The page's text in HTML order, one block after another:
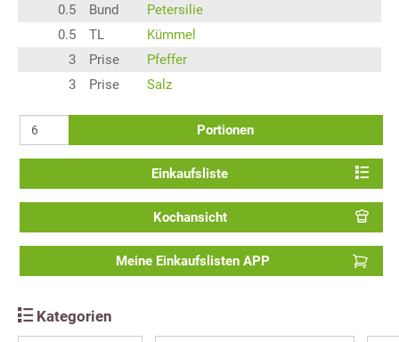
0.5
Bund
Petersilie
0.5
TL
Kümmel
3
Prise
Pfeffer
3
Prise Salz
Portionen
Einkaufsliste
Kochansicht
Meine Einkaufslisten APP
Kategorien